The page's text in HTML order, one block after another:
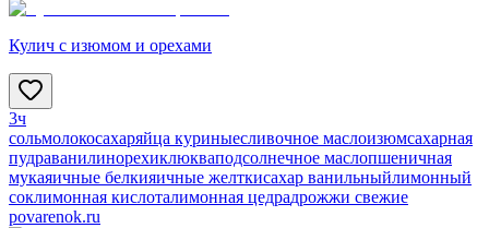
Кулич с изюмом и орехами
3ч
сольмолокосахаряйца куриныесливочное маслоизюмсахарная
пудраванилинорехиклюкваподсолнечное маслопшеничная
мукаяичные белкияичные желткисахар ванильныйлимонный
соклимонная кислоталимонная цедрадрожжи свежие
povarenok.ru